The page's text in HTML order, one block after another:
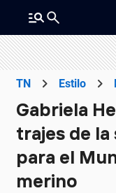
TN Estilo
Gabriela
trajes de
para el
merino